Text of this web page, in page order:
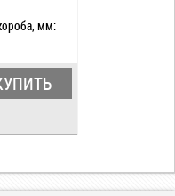
мм:
140